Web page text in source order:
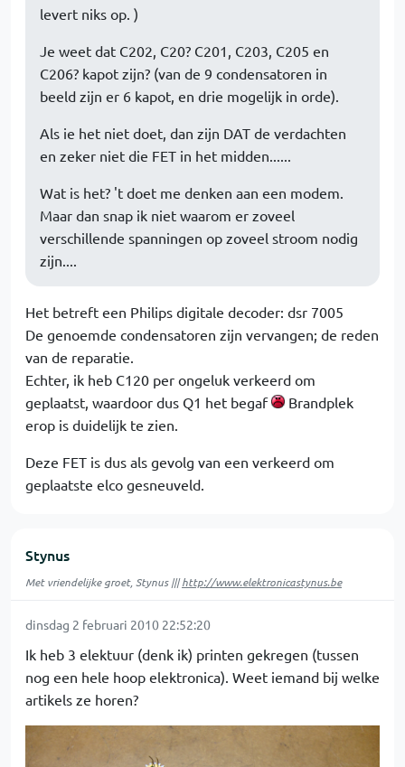
levert niks op. )
Je weet dat C202, C20? C201, C203, C205 en
C206? kapot zijn? (van de 9 condensatoren in
beeld zijn er 6 kapot, en drie mogelijk in orde).
Als ie het niet doet, dan zijn DAT de verdachten
en zeker niet die FET in het midden......
Wat is het? 't doet me denken aan een modem.
Maar dan snap ik niet waarom er zoveel
verschillende spanningen op zoveel stroom nodig
zijn....
Het betreft een Philips digitale decoder: dsr 7005
De genoemde condensatoren zijn vervangen; de reden
van de reparatie.
Echter, ik heb C120 per ongeluk verkeerd om
geplaatst, waardoor dus Q1 het begaf
Brandplek
erop is duidelijk te zien.
Deze FET is dus als gevolg van een verkeerd om
geplaatste elco gesneuveld.
Stynus
Met vriendelijke groet, Stynus |||http://www.elektronicastynus.be
dinsdag 2 februari 2010 22:52:20
Ik heb 3 elektuur (denk ik) printen gekregen (tussen
nog een hele hoop elektronica). Weet iemand bij welke
artikels ze horen?